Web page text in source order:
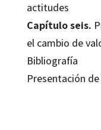
actitudes
Capítulo seis.
el cambio de
Bibliografía
Presentación